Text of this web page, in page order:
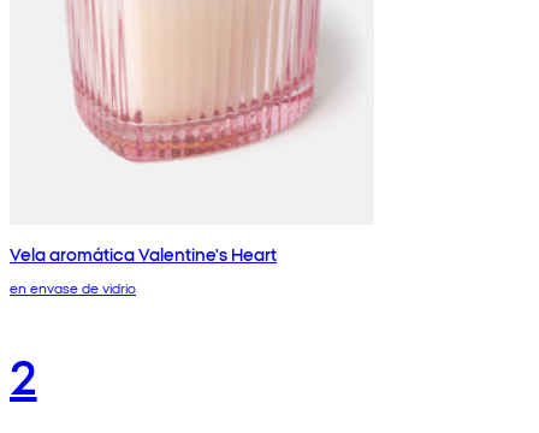
Vela aromática Valentine's Heart
en envase de vidrio
2